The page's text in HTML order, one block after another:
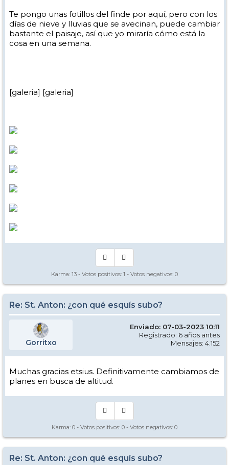
Te pongo unas fotillos del finde por aquí, pero con los
días de nieve y lluvias que se avecinan, puede cambiar
bastante el paisaje, así que yo miraría cómo está la
cosa en una semana.
[galeria] [galeria]
Karma: 13 - Votos positivos: 1 - Votos negativos: 0
Re: St. Anton: ¿con qué esquís subo?
Gorritxo
Enviado: 07-03-2023 10:11
Registrado: 6 años antes
Mensajes: 4.152
Muchas gracias etsius. Definitivamente cambiamos de
planes en busca de altitud.
Karma: 0 - Votos positivos: 0 - Votos negativos: 0
Re: St. Anton: ¿con qué esquís subo?